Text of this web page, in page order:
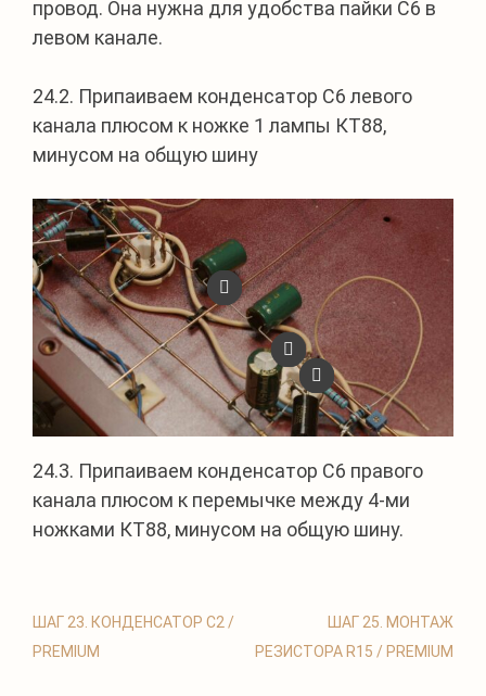
провод. Она нужна для удобства пайки С6 в
левом канале.
24.2. Припаиваем конденсатор С6 левого
канала плюсом к ножке 1 лампы КТ88,
минусом на общую шину
24.3. Припаиваем конденсатор С6 правого
канала плюсом к перемычке между 4-ми
ножками КТ88, минусом на общую шину.
ШАГ 23. КОНДЕНСАТОР C2 /
PREMIUM
ШАГ 25. МОНТАЖ
РЕЗИСТОРА R15 / PREMIUM